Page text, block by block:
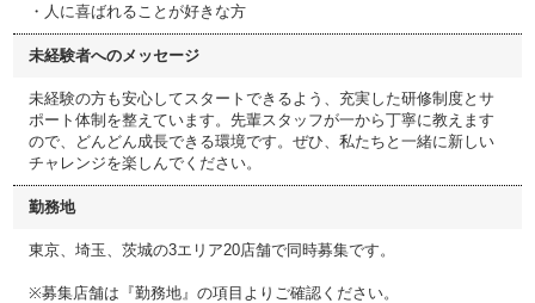
・人に喜ばれることが好きな方
未経験者へのメッセージ
未経験の方も安心してスタートできるよう、充実した研修制度とサ
ポート体制を整えています。先輩スタッフが一から丁寧に教えます
ので、どんどん成長できる環境です。ぜひ、私たちと一緒に新しい
チャレンジを楽しんでください。
勤務地
東京、埼玉、茨城の3エリア20店舗で同時募集です。
※募集店舗は『勤務地』の項目よりご確認ください。